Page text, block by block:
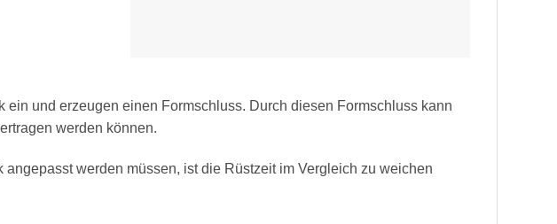
ein und erzeugen einen Formschluss. Durch diesen Formschluss kann
werden können.
angepasst werden müssen, ist die Rüstzeit im Vergleich zu weichen